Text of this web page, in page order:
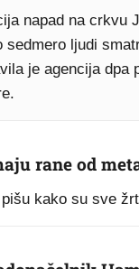
napad na crkvu
sedmero ljudi
je agencija dpa
rane od
kako su sve